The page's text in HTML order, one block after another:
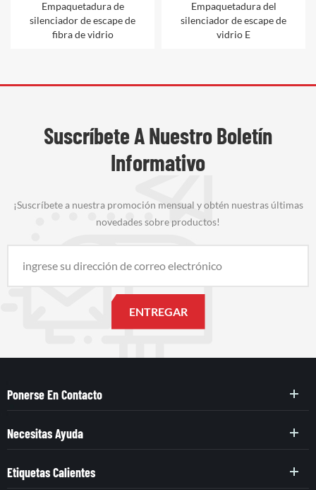
Empaquetadura del
silenciador de escape de
vidrio E
Almohada de embalaje
para silenciador
Suscríbete A Nuestro Boletín
Informativo
¡Suscríbete a nuestra promoción mensual y obtén nuestras últimas
novedades sobre productos!
Ponerse En Contacto
Necesitas Ayuda
Etiquetas Calientes